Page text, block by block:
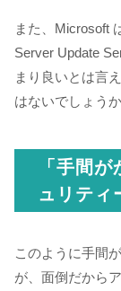
また、Microsoft
Server Update
まり良いとは言
はないでしょうか
「手間
ュリティ
このように手間
が、面倒だから